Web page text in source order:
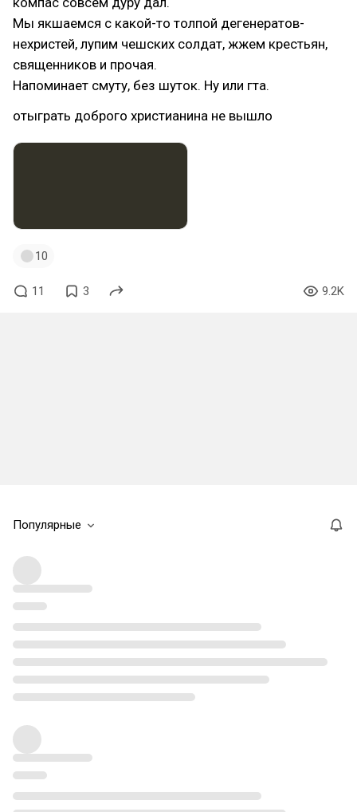
Мы якшаемся с какой-то толпой дегенератов-
нехристей, лупим чешских солдат, жжем крестьян,
священников и прочая.
Напоминает смуту, без шуток. Ну или гта.
отыграть доброго христианина не вышло
10
11 3 9.2K
Популярные